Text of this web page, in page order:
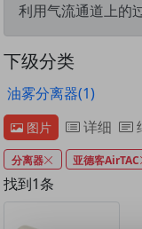
利用气流通道上的
下级分类
油雾分离器(1)
图片 详细
分离器 亚德客AirTAC
找到1条